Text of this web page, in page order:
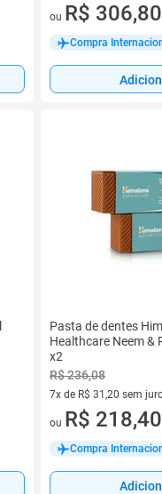
7 vez de R$ 43,83 sem
ou R$ 306,80
Compra
Pasta de dentes
Healthcare Neem &
x2
R$ 236,08
7x de R$ 31,20 sem
7 vez de R$ 31,20 sem
ou R$ 218,40
Compra